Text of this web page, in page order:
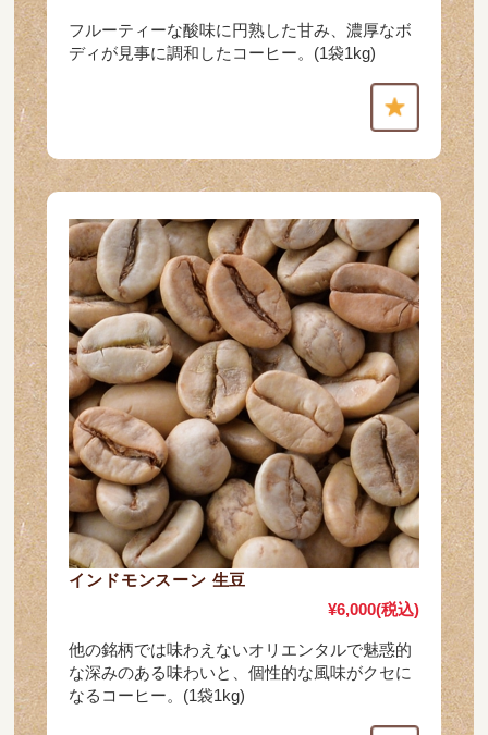
フルーティーな酸味に円熟した甘み、濃厚なボ
ディが見事に調和したコーヒー。(1袋1kg)
インドモンスーン 生豆
¥6,000(税込)
他の銘柄では味わえないオリエンタルで魅惑的
な深みのある味わいと、個性的な風味がクセに
なるコーヒー。(1袋1kg)